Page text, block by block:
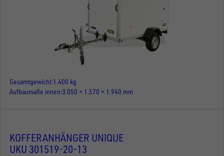
Gesamtgewicht 1.400 kg
Aufbaumaße innen 3.050 × 1.570 × 1.940 mm
KOFFERANHÄNGER UNIQUE
UKU 301519-20-13